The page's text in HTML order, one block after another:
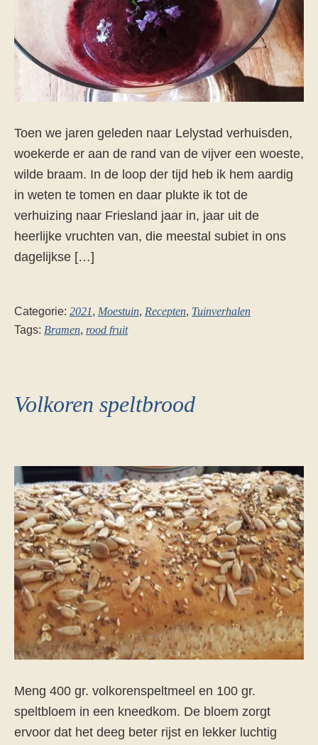
Toen we jaren geleden naar Lelystad verhuisden,
woekerde er aan de rand van de vijver een woeste,
wilde braam. In de loop der tijd heb ik hem aardig
in weten te tomen en daar plukte ik tot de
verhuizing naar Friesland jaar in, jaar uit de
heerlijke vruchten van, die meestal subiet in ons
dagelijkse […]
Categorie: 2021, Moestuin, Recepten, Tuinverhalen
Tags: Bramen, rood fruit
Volkoren speltbrood
Meng 400 gr. volkorenspeltmeel en 100 gr.
speltbloem in een kneedkom. De bloem zorgt
ervoor dat het deeg beter rijst en lekker luchtig